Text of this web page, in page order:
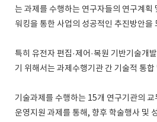
는 과제를 수행하는 연구자들의 연구계획
워킹을 통한 사업의 성공적인 추진방안을
특히 유전자 편집·제어·복원 기반기술개
기 위해서는 과제수행기관 간 기술적 통
기술과제를 수행하는 15개 연구기관의
운영지원 과제를 통해, 향후 학술행사 및